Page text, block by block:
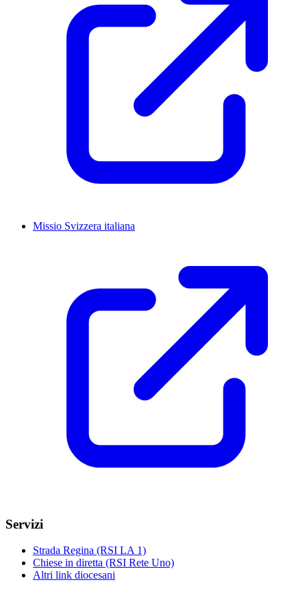
Missio Svizzera italiana
Servizi
Strada Regina (RSI LA 1)
Chiese in diretta (RSI Rete Uno)
Altri link diocesani